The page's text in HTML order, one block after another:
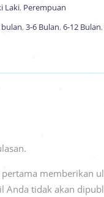
Laki, Perempuan
bulan, 3-6 Bulan, 6-12 Bulan,
pertama memberikan
Anda tidak akan